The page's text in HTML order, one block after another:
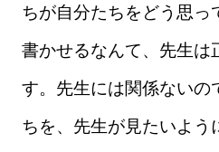
ちが自分たちをどう思っ
書かせるなんて、先生は
す。先生には関係ないの
ちを、先生が見たいよう